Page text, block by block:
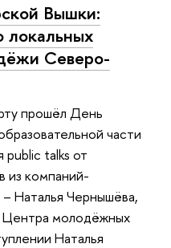
Вышки:
локальных
Северо-
прошёл День
части
public talks от
из компаний-
Наталья Чернышёва,
Центра молодёжных
Наталья